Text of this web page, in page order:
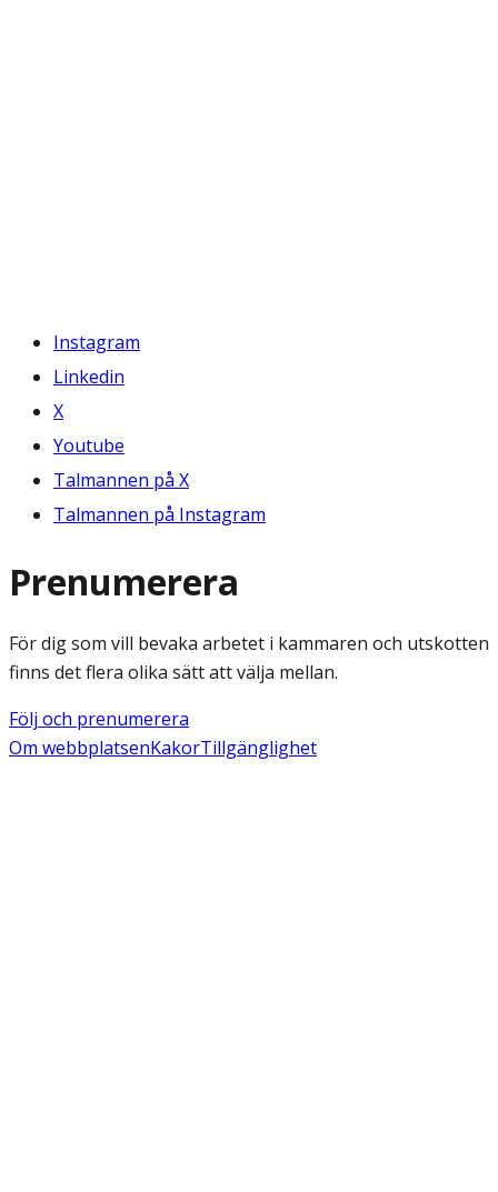
Instagram
Linkedin
X
Youtube
Talmannen på X
Talmannen på Instagram
Prenumerera
För dig som vill bevaka arbetet i kammaren och utskotten
finns det flera olika sätt att välja mellan.
Följ och prenumerera
Om webbplatsenKakorTillgänglighet